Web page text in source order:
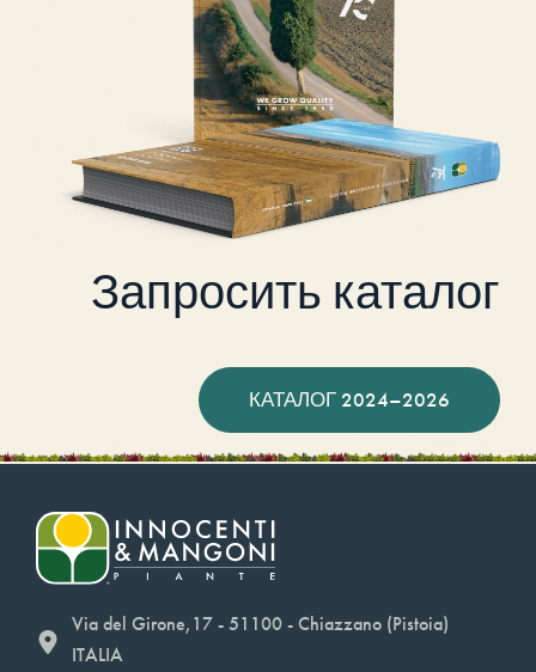
Запросить каталог
КАТАЛОГ 2024–2026
Via del Girone,17 - 51100 - Chiazzano (Pistoia)
ITALIA